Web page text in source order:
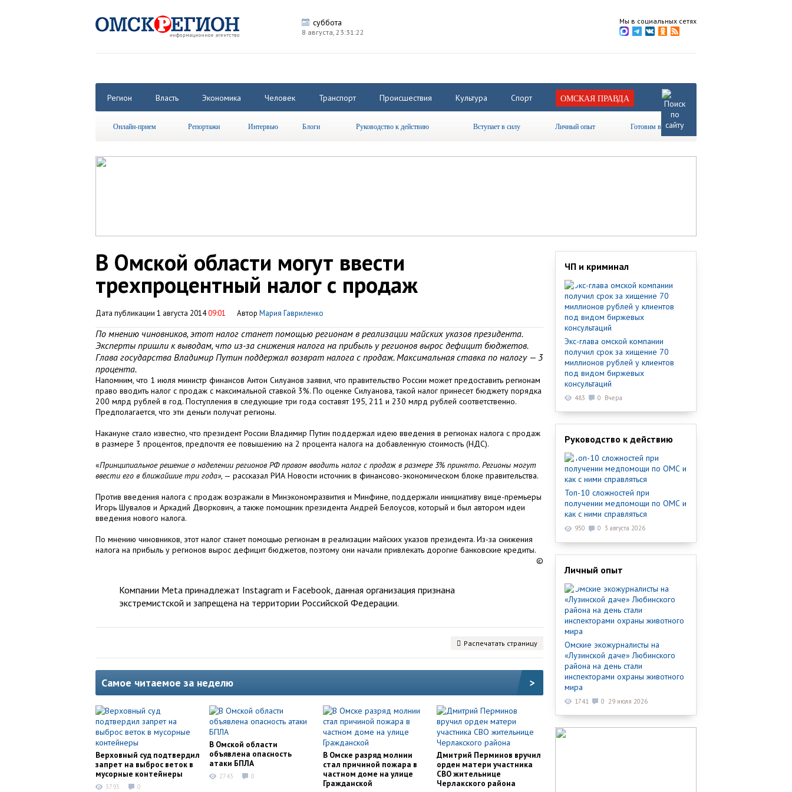
суббота
8 августа, 23:31:22
Мы в социальных сетях
Регион Власть Экономика Человек Транспорт Происшествия Культура Спорт ОМСКАЯ ПРАВДА
Онлайн-прием Репортажи Интервью Блоги Руководство к действию Вступает в силу Личный опыт Готовим вместе
В Омской области могут ввести
трехпроцентный налог с продаж
Дата публикации 1 августа 201409:01 Автор Мария Гавриленко
По мнению чиновников, этот налог станет помощью регионам в реализации майских указов президента.
Эксперты пришли к выводам, что из-за снижения налога на прибыль у регионов вырос дефицит бюджетов.
Глава государства Владимир Путин поддержал возврат налога с продаж. Максимальная ставка по налогу — 3
процента.
Напомним, что 1 июля министр финансов Антон Силуанов заявил, что правительство России может предоставить регионам
право вводить налог с продаж с максимальной ставкой 3%. По оценке Силуанова, такой налог принесет бюджету порядка
200 млрд рублей в год. Поступления в следующие три года составят 195, 211 и 230 млрд рублей соответственно.
Предполагается, что эти деньги получат регионы.
Накануне стало известно, что президент России Владимир Путин поддержал идею введения в регионах налога с продаж
в размере 3 процентов, предпочтя ее повышению на 2 процента налога на добавленную стоимость (НДС).
«Принципиальное решение о наделении регионов РФ правом вводить налог с продаж в размере 3% принято. Регионы могут
ввести его в ближайшие три года», — рассказал РИА Новости источник в финансово-экономическом блоке правительства.
Против введения налога с продаж возражали в Минэкономразвития и Минфине, поддержали инициативу вице-премьеры
Игорь Шувалов и Аркадий Дворкович, а также помощник президента Андрей Белоусов, который и был автором идеи
введения нового налога.
По мнению чиновников, этот налог станет помощью регионам в реализации майских указов президента. Из-за снижения
налога на прибыль у регионов вырос дефицит бюджетов, поэтому они начали привлекать дорогие банковские кредиты.
©
Компании Meta принадлежат Instagram и Facebook, данная организация признана
экстремистской и запрещена на территории Российской Федерации.
Распечатать страницу
Самое читаемое за неделю >
Верховный суд подтвердил
запрет на выброс веток в
мусорные контейнеры
3793 0
В Омской области
объявлена опасность
атаки БПЛА
2743 0
В Омске разряд молнии
стал причиной пожара в
частном доме на улице
Гражданской
Дмитрий Перминов вручил
орден матери участника
СВО жительнице
Черлакского района
ЧП и криминал
Экс-глава омской компании
получил срок за хищение 70
миллионов рублей у клиентов
под видом биржевых
консультаций
483 0 Вчера
Руководство к действию
Топ-10 сложностей при
получении медпомощи по ОМС и
как с ними справляться
950 0 3 августа 2026
Личный опыт
Омские экожурналисты на
«Лузинской даче» Любинского
района на день стали
инспекторами охраны животного
мира
1741 0 29 июля 2026